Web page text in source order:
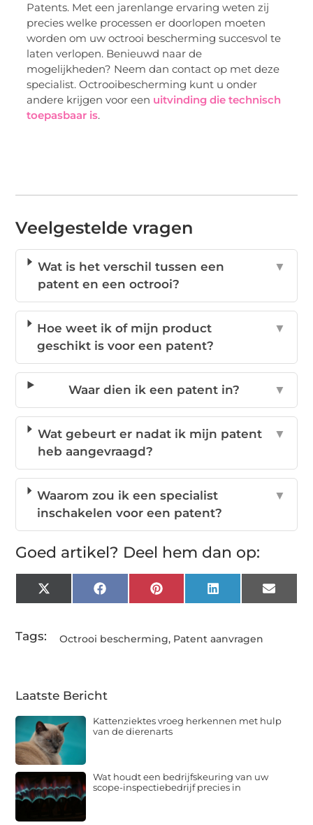
Patents. Met een jarenlange ervaring weten zij
precies welke processen er doorlopen moeten
worden om uw octrooi bescherming succesvol te
laten verlopen. Benieuwd naar de
mogelijkheden? Neem dan contact op met deze
specialist. Octrooibescherming kunt u onder
andere krijgen voor een uitvinding die technisch
toepasbaar is.
Veelgestelde vragen
Wat is het verschil tussen een
patent en een octrooi?
▼
Hoe weet ik of mijn product
geschikt is voor een patent?
▼
Waar dien ik een patent in? ▼
Wat gebeurt er nadat ik mijn patent
heb aangevraagd?
▼
Waarom zou ik een specialist
inschakelen voor een patent?
▼
Goed artikel? Deel hem dan op:
X
(Twitter)
FacebookPinterestLinkedInEmail
Tags: Octrooi bescherming, Patent aanvragen
Laatste Bericht
Kattenziektes vroeg herkennen met hulp
van de dierenarts
Wat houdt een bedrijfskeuring van uw
scope-inspectiebedrijf precies in